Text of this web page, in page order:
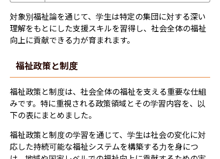
対象別福祉論を通じて、学生は特定の集団に対する深い
理解をもとにした支援スキルを習得し、社会全体の福祉
向上に貢献できる力が育まれます。
福祉政策と制度
福祉政策と制度は、社会全体の福祉を支える重要な仕組
みです。特に重視される政策領域とその学習内容を、以
下の表にまとめました。
福祉政策と制度の学習を通じて、学生は社会の変化に対
応した持続可能な福祉システムを構築する力を身につ